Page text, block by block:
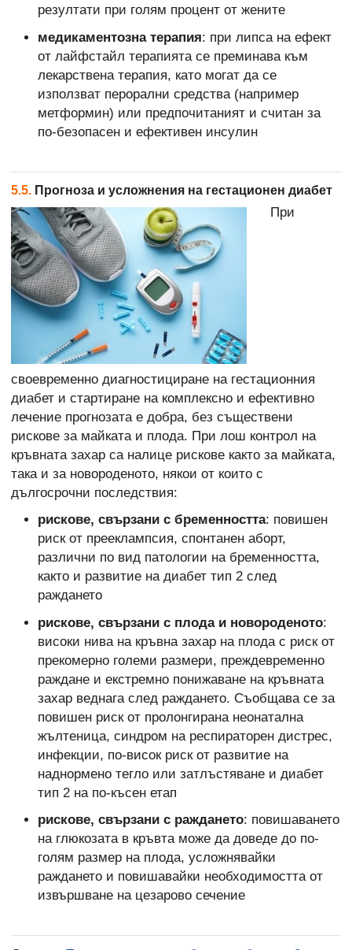
резултати при голям процент от жените
медикаментозна терапия: при липса на ефект
от лайфстайл терапията се преминава към
лекарствена терапия, като могат да се
използват перорални средства (например
метформин) или предпочитаният и считан за
по-безопасен и ефективен инсулин
5.5. Прогноза и усложнения на гестационен диабет
При
своевременно диагностициране на гестационния
диабет и стартиране на комплексно и ефективно
лечение прогнозата е добра, без съществени
рискове за майката и плода. При лош контрол на
кръвната захар са налице рискове както за майката,
така и за новороденото, някои от които с
дългосрочни последствия:
рискове, свързани с бременността: повишен
риск от прееклампсия, спонтанен аборт,
различни по вид патологии на бременността,
както и развитие на диабет тип 2 след
раждането
рискове, свързани с плода и новороденото:
високи нива на кръвна захар на плода с риск от
прекомерно големи размери, преждевременно
раждане и екстремно понижаване на кръвната
захар веднага след раждането. Съобщава се за
повишен риск от пролонгирана неонатална
жълтеница, синдром на респираторен дистрес,
инфекции, по-висок риск от развитие на
наднормено тегло или затлъстяване и диабет
тип 2 на по-късен етап
рискове, свързани с раждането: повишаването
на глюкозата в кръвта може да доведе до по-
голям размер на плода, усложнявайки
раждането и повишавайки необходимостта от
извършване на цезарово сечение